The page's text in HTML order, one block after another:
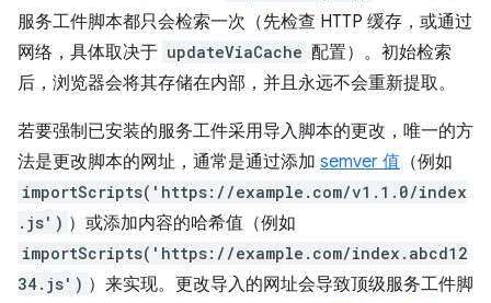
服务工件脚本都只会检索一次（先检查 HTTP 缓存，或通过
网络，具体取决于 updateViaCache 配置）。初始检索
后，浏览器会将其存储在内部，并且永远不会重新提取。
若要强制已安装的服务工件采用导入脚本的更改，唯一的方
法是更改脚本的网址，通常是通过添加 semver 值 （例如
importScripts('https://example.com/v1.1.0/index
.js') ）或添加内容的哈希值（例如
importScripts('https://example.com/index.abcd12
34.js') ）来实现。更改导入的网址会导致顶级服务工件脚